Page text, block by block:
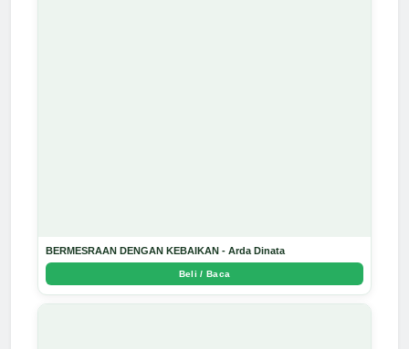
BERMESRAAN DENGAN KEBAIKAN - Arda Dinata
Beli / Baca